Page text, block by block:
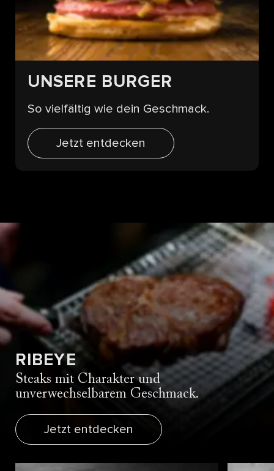
UNSERE BURGER
So vielfältig wie dein Geschmack.
Jetzt entdecken
RIBEYE
Steaks mit Charakter und
unverwechselbarem Geschmack.
Jetzt entdecken